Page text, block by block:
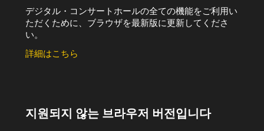
デジタル・コンサートホールの全ての機能をご利用い
ただくために、ブラウザを最新版に更新してくださ
い。
詳細はこちら
지원되지 않는 브라우저 버전입니다